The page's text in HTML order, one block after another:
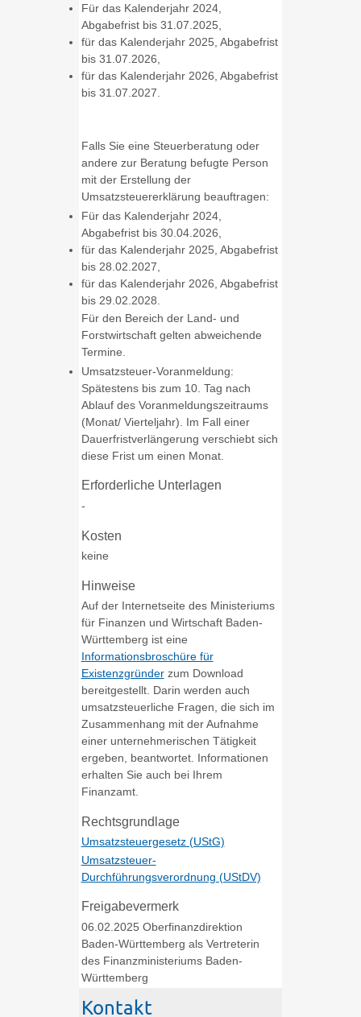
Für das Kalenderjahr 2024,
Abgabefrist bis 31.07.2025,
für das Kalenderjahr 2025, Abgabefrist
bis 31.07.2026,
für das Kalenderjahr 2026, Abgabefrist
bis 31.07.2027.
Falls Sie eine Steuerberatung oder
andere zur Beratung befugte Person
mit der Erstellung der
Umsatzsteuererklärung beauftragen:
Für das Kalenderjahr 2024,
Abgabefrist bis 30.04.2026,
für das Kalenderjahr 2025, Abgabefrist
bis 28.02.2027,
für das Kalenderjahr 2026, Abgabefrist
bis 29.02.2028.
Für den Bereich der Land- und
Forstwirtschaft gelten abweichende
Termine.
Umsatzsteuer-Voranmeldung:
Spätestens bis zum 10. Tag nach
Ablauf des Voranmeldungszeitraums
(Monat/ Vierteljahr). Im Fall einer
Dauerfristverlängerung verschiebt sich
diese Frist um einen Monat.
Erforderliche Unterlagen
-
Kosten
keine
Hinweise
Auf der Internetseite des Ministeriums
für Finanzen und Wirtschaft Baden-
Württemberg ist eine
Informationsbroschüre für
Existenzgründerzum Download
bereitgestellt. Darin werden auch
umsatzsteuerliche Fragen, die sich im
Zusammenhang mit der Aufnahme
einer unternehmerischen Tätigkeit
ergeben, beantwortet. Informationen
erhalten Sie auch bei Ihrem
Finanzamt.
Rechtsgrundlage
Umsatzsteuergesetz (UStG)
Umsatzsteuer-
Durchführungsverordnung (UStDV)
Freigabevermerk
06.02.2025 Oberfinanzdirektion
Baden-Württemberg als Vertreterin
des Finanzministeriums Baden-
Württemberg
Kontakt